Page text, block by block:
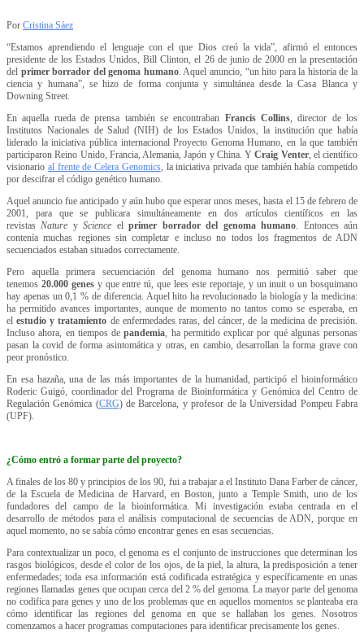
Por Cristina Sáez
“Estamos aprendiendo el lenguaje con el que Dios creó la vida”, afirmó el entonces
presidente de los Estados Unidos, Bill Clinton, el 26 de junio de 2000 en la presentación
del primer borrador del genoma humano. Aquel anuncio, “un hito para la historia de la
ciencia y humana”, se hizo de forma conjunta y simultánea desde la Casa Blanca y
Downing Street.
En aquella rueda de prensa también se encontraban Francis Collins , director de los
Institutos Nacionales de Salud (NIH) de los Estados Unidos, la institución que había
liderado la iniciativa pública internacional Proyecto Genoma Humano, en la que también
participaron Reino Unido, Francia, Alemania, Japón y China. YCraig Venter, el científico
visionario al frente de Celera Genomics, la iniciativa privada que también había competido
por descifrar el código genético humano.
Aquel anuncio fue anticipado y aún hubo que esperar unos meses, hasta el 15 de febrero de
2001, para que se publicara simultáneamente en dos artículos científicos en las
revistas Nature yScience elprimer borrador del genoma humano . Entonces aún
contenía muchas regiones sin completar e incluso no todos los fragmentos de ADN
secuenciados estaban situados correctamente.
Pero aquella primera secuenciación del genoma humano nos permitió saber que
tenemos 20.000 genesy que entre tú, que lees este reportaje, y un inuit o un bosquimano
hay apenas un 0,1 % de diferencia. Aquel hito ha revolucionado la biología y la medicina:
ha permitido avances importantes, aunque de momento no tantos como se esperaba, en
elestudio y tratamiento de enfermedades raras, del cáncer, de la medicina de precisión.
Incluso ahora, en tiempos depandemia , ha permitido explicar por qué algunas personas
pasan la covid de forma asintomática y otras, en cambio, desarrollan la forma grave con
peor pronóstico.
En esa hazaña, una de las más importantes de la humanidad, participó el bioinformático
Roderic Guigó, coordinador del Programa de Bioinformática y Genómica del Centro de
Regulación Genómica (CRG) de Barcelona, y profesor de la Universidad Pompeu Fabra
(UPF).
¿Cómo entró a formar parte del proyecto?
A finales de los 80 y principios de los 90, fui a trabajar a el Instituto Dana Farber de cáncer,
de la Escuela de Medicina de Harvard, en Boston, junto a Temple Smith, uno de los
fundadores del campo de la bioinformática. Mi investigación estaba centrada en el
desarrollo de métodos para el análisis computacional de secuencias de ADN, porque en
aquel momento, no se sabía cómo encontrar genes en esas secuencias.
Para contextualizar un poco, el genoma es el conjunto de instrucciones que determinan los
rasgos biológicos, desde el color de los ojos, de la piel, la altura, la predisposición a tener
enfermedades; toda esa información está codificada estratégica y específicamente en unas
regiones llamadas genes que ocupan cerca del 2 % del genoma. La mayor parte del genoma
no codifica para genes y uno de los problemas que en aquellos momentos se planteaba era
cómo identificar las regiones del genoma en que se hallaban los genes. Nosotros
comenzamos a hacer programas computaciones para identificar precisamente los genes.